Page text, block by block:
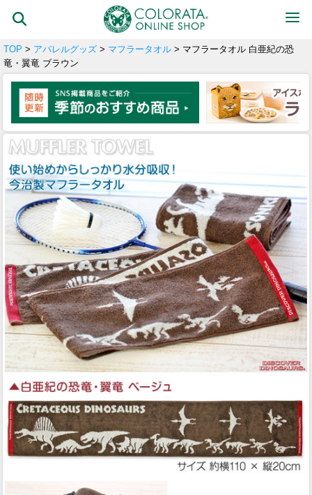
TOP > アパレルグッズ > マフラータオル > マフラータオル 白亜紀の恐
竜・翼竜 ブラウン